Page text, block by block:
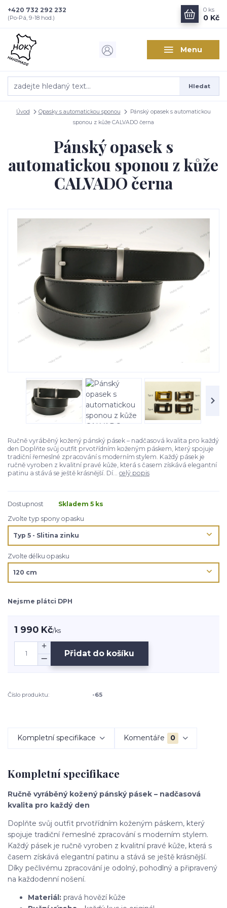
Menu
Hledat
+420 732 292 232
(Po-Pá, 9-18 hod.)
0 ks
0 Kč
Úvod Opasky s automatickou sponou
Pánský opasek s automatickou
sponou z kůže CALVADO černa
Pánský opasek s
automatickou sponou z kůže
CALVADO černa
Ručně vyráběný kožený pánský pásek – nadčasová kvalita pro každý
den Doplňte svůj outfit prvotřídním koženým páskem, který spojuje
tradiční řemeslné zpracování s moderním stylem. Každý pásek je
ručně vyroben z kvalitní pravé kůže, která s časem získává elegantní
patinu a stává se ještě krásnější. Dí... celý popis
Dostupnost
Skladem 5 ks
Zvolte typ spony opasku
Zvolte délku opasku
Nejsme plátci DPH
1 990 Kč/ks
Přidat do košíku
Číslo produktu: -65
Kompletní specifikace Komentáře 0
Kompletní specifikace
Ručně vyráběný kožený pánský pásek – nadčasová
kvalita pro každý den
Doplňte svůj outfit prvotřídním koženým páskem, který
spojuje tradiční řemeslné zpracování s moderním stylem.
Každý pásek je ručně vyroben z kvalitní pravé kůže, která s
časem získává elegantní patinu a stává se ještě krásnější.
Díky pečlivému zpracování je odolný, pohodlný a připravený
na každodenní nošení.
Materiál: pravá hovězí kůže